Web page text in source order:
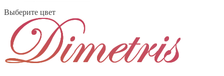
Выберите цвет